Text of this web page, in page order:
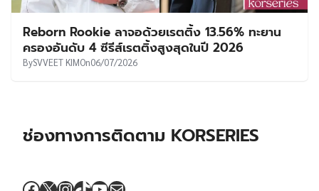
Reborn Rookie ลาจอด้วยเรตติ้ง 13.56% ทะยาน
ครองอันดับ 4 ซีรีส์เรตติ้งสูงสุดในปี 2026
BySVVEET KIMOn06/07/2026
ช่องทางการติดตาม KORSERIES